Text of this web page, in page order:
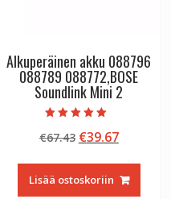
Alkuperäinen akku 088796
088789 088772,BOSE
Soundlink Mini 2
tuotteesta:
5.00
€67.43 Alkuperäinen
oli:
€67.43.
€39.67
on:
€39.67.
Lisää ostoskoriin